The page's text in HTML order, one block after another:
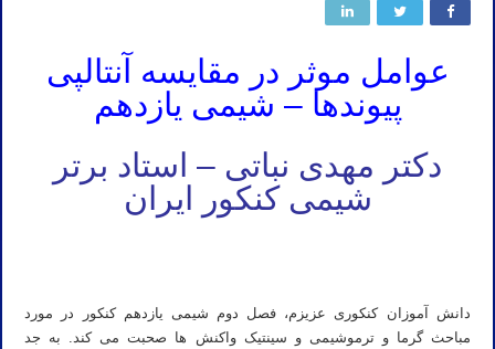
عوامل موثر در مقایسه آنتالپی
پیوندها – شیمی یازدهم
دکتر مهدی نباتی – استاد برتر
شیمی کنکور ایران
دانش آموزان کنکوری عزیزم، فصل دوم شیمی یازدهم کنکور در مورد
مباحث گرما و ترموشیمی و سینتیک واکنش ها صحبت می کند. به جد